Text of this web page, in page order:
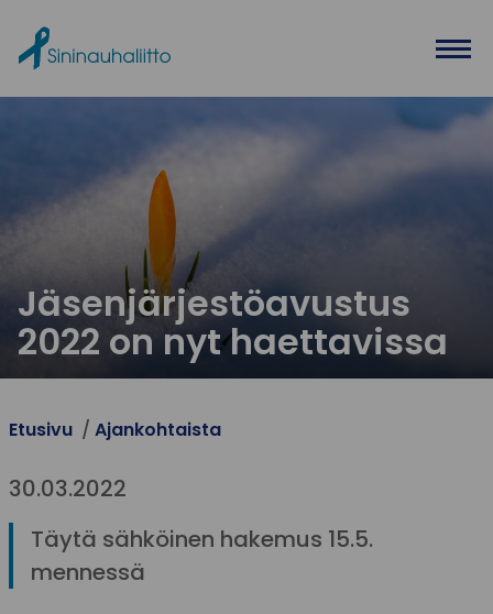
Jäsenjärjestöavustus
2022 on nyt haettavissa
Etusivu Ajankohtaista
30.03.2022
Täytä sähköinen hakemus 15.5.
mennessä